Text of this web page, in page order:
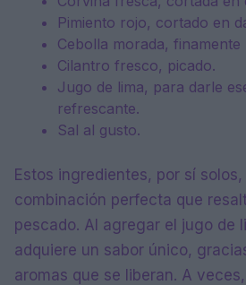
Pimiento rojo, cortado en
Cebolla morada, finamente
Cilantro fresco, picado.
Jugo de lima, para darle
refrescante.
Sal al gusto.
Estos ingredientes, por sí
combinación perfecta que
pescado. Al agregar el jugo de
adquiere un sabor único,
aromas que se liberan. A